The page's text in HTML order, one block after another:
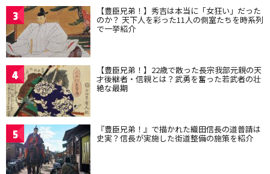
3 【豊臣兄弟！】秀吉は本当に「女狂い」だった
のか？ 天下人を彩った11人の側室たちを時系列
で一挙紹介
4 【豊臣兄弟！】22歳で散った長宗我部元親の天
才後継者・信親とは？武勇を奮った若武者の壮
絶な最期
5 『豊臣兄弟！』で描かれた織田信長の道普請は
史実？信長が実施した街道整備の施策を紹介